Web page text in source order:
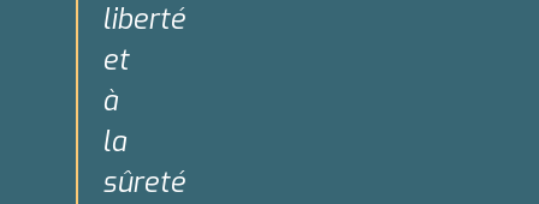
liberté
et
à
la
sûreté